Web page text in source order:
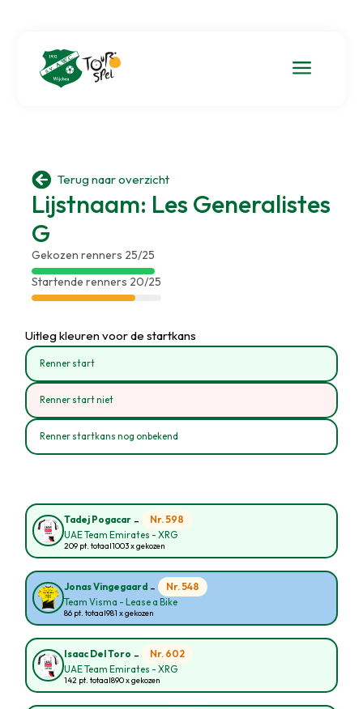
a
 Terug naar overzicht
Lijstnaam: Les Generalistes
G
Gekozen renners 25/25
Startende renners 20/25
Uitleg kleuren voor de startkans
Renner start
Renner start niet
Renner startkans nog onbekend
Tadej Pogacar - Nr. 598
UAE Team Emirates - XRG
209 pt. totaal1003 x gekozen
Jonas Vingegaard - Nr. 548
Team Visma - Lease a Bike
86 pt. totaal981 x gekozen
Isaac Del Toro - Nr. 602
UAE Team Emirates - XRG
142 pt. totaal890 x gekozen